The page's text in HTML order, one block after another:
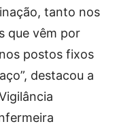
tanto nos
que vêm por
postos fixos
destacou a